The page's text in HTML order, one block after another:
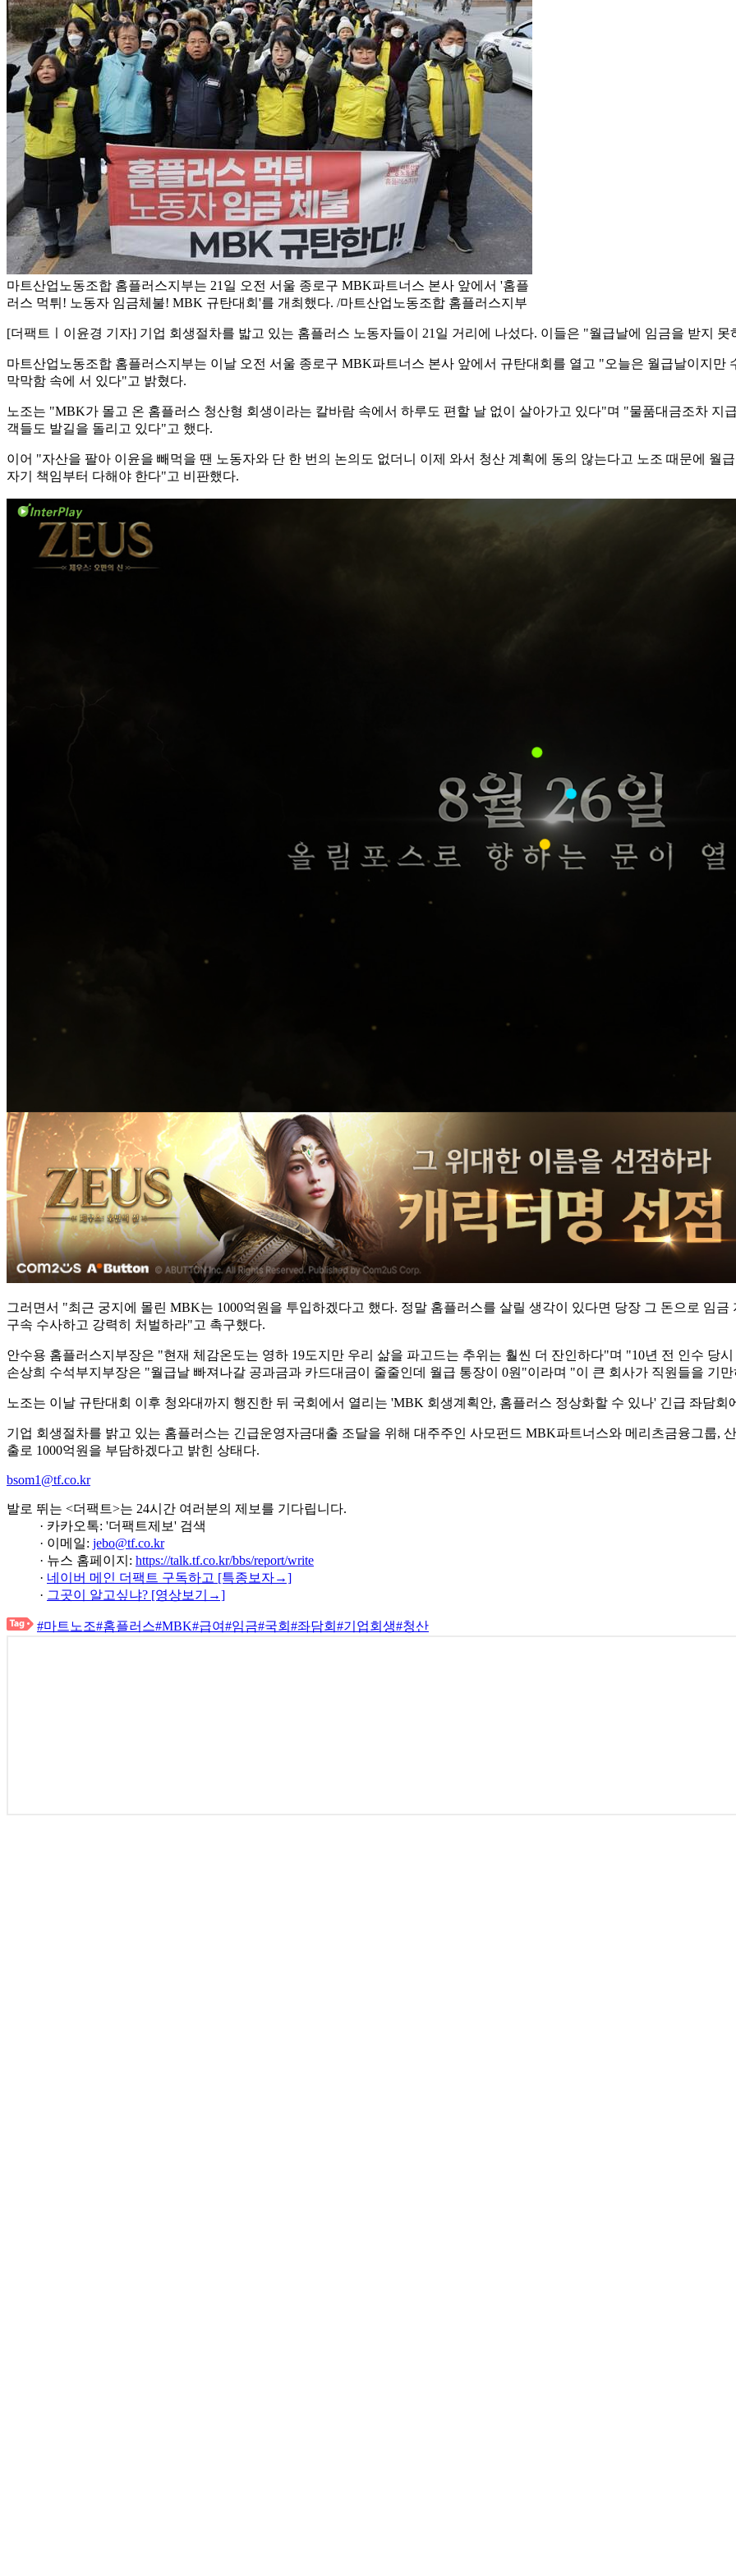
마트산업노동조합 홈플러스지부는 21일 오전 서울 종로구 MBK파트너스 본사 앞에서 '홈플
러스 먹튀! 노동자 임금체불! MBK 규탄대회'를 개최했다. /마트산업노동조합 홈플러스지부
[더팩트ㅣ이윤경 기자] 기업 회생절차를 밟고 있는 홈플러스 노동자들이 21일 거리에 나섰다. 이들은 "월급날에 임금을 받지
마트산업노동조합 홈플러스지부는 이날 오전 서울 종로구 MBK파트너스 본사 앞에서 규탄대회를 열고 "오늘은 월급날이지만
막막함 속에 서 있다"고 밝혔다.
노조는 "MBK가 몰고 온 홈플러스 청산형 회생이라는 칼바람 속에서 하루도 편할 날 없이 살아가고 있다"며 "물품대금조차 지
객들도 발길을 돌리고 있다"고 했다.
이어 "자산을 팔아 이윤을 빼먹을 땐 노동자와 단 한 번의 논의도 없더니 이제 와서 청산 계획에 동의 않는다고 노조 때문에 월
자기 책임부터 다해야 한다"고 비판했다.
그러면서 "최근 궁지에 몰린 MBK는 1000억원을 투입하겠다고 했다. 정말 홈플러스를 살릴 생각이 있다면 당장 그 돈으로 임
구속 수사하고 강력히 처벌하라"고 촉구했다.
안수용 홈플러스지부장은 "현재 체감온도는 영하 19도지만 우리 삶을 파고드는 추위는 훨씬 더 잔인하다"며 "10년 전 인수 당
손상희 수석부지부장은 "월급날 빠져나갈 공과금과 카드대금이 줄줄인데 월급 통장이 0원"이라며 "이 큰 회사가 직원들을 기
노조는 이날 규탄대회 이후 청와대까지 행진한 뒤 국회에서 열리는 'MBK 회생계획안, 홈플러스 정상화할 수 있나' 긴급 좌담회
기업 회생절차를 밝고 있는 홈플러스는 긴급운영자금대출 조달을 위해 대주주인 사모펀드 MBK파트너스와 메리츠금융그룹,
출로 1000억원을 부담하겠다고 밝힌 상태다.
bsom1@tf.co.kr
발로 뛰는 <더팩트>는 24시간 여러분의 제보를 기다립니다.
· 카카오톡: '더팩트제보' 검색
· 이메일: jebo@tf.co.kr
· 뉴스 홈페이지: https://talk.tf.co.kr/bbs/report/write
· 네이버 메인 더팩트 구독하고 [특종보자→]
· 그곳이 알고싶냐? [영상보기→]
#마트노조#홈플러스#MBK#급여#임금#국회 #좌담회 #기업회생#청산